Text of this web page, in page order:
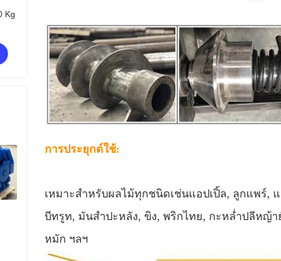
Kg
การประยุกต์ใช้:
เหมาะสำหรับผลไม้ทุกชนิดเช่นแอปเปิ้ล, ลูกแพร์,
บีทรูท, มันสำปะหลัง, ขิง, พริกไทย, กะหล่ำปลีหญ้า
หมัก ฯลฯ